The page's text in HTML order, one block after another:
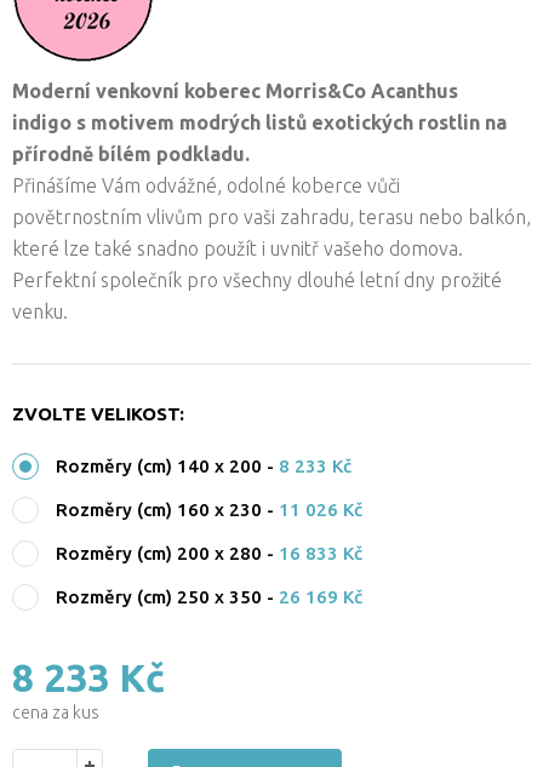
Moderní venkovní koberec Morris&Co Acanthus
indigo s motivem modrých listů exotických rostlin na
přírodně bílém podkladu.
Přinášíme Vám odvážné, odolné koberce vůči
povětrnostním vlivům pro vaši zahradu, terasu nebo balkón,
které lze také snadno použít i uvnitř vašeho domova.
Perfektní společník pro všechny dlouhé letní dny prožité
venku.
ZVOLTE VELIKOST:
Rozměry (cm) 140 x 200 - 8 233 Kč
Rozměry (cm) 160 x 230 - 11 026 Kč
Rozměry (cm) 200 x 280 - 16 833 Kč
Rozměry (cm) 250 x 350 - 26 169 Kč
8 233 Kč
cena za kus